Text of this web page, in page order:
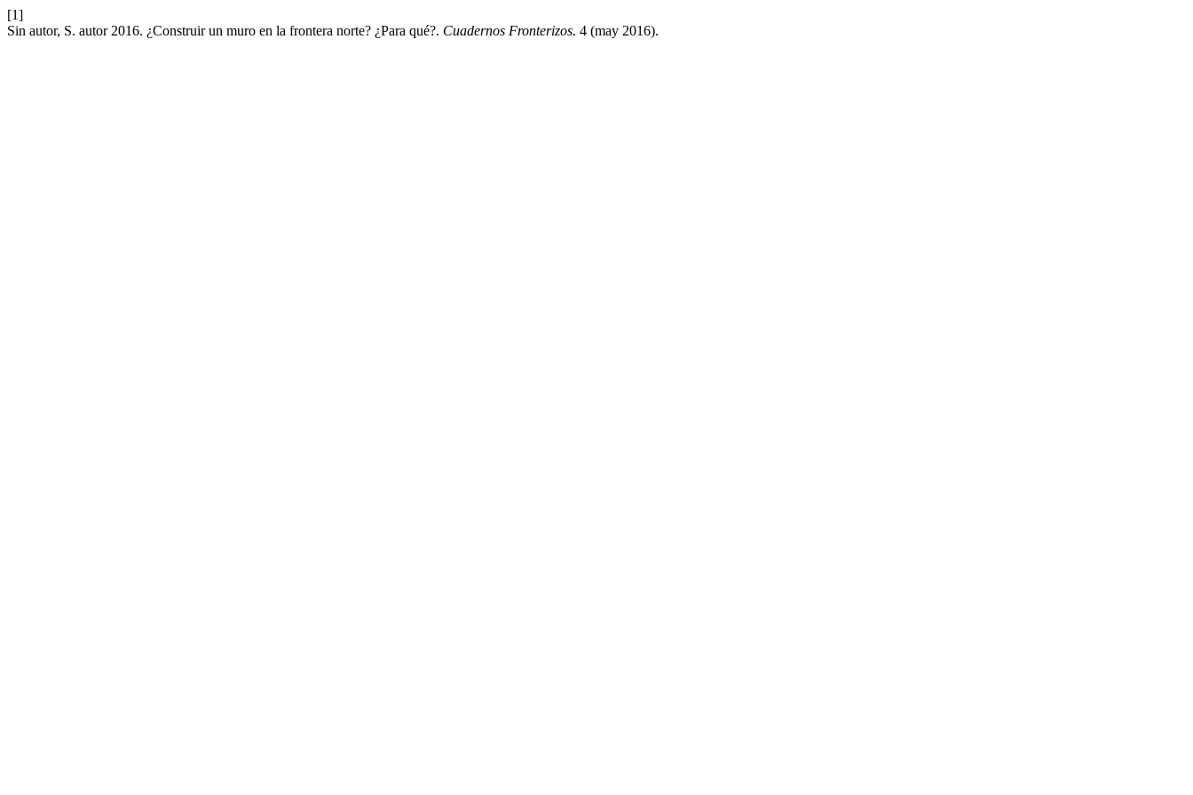
[1]
Sin autor, S. autor 2016. ¿Construir un muro en la frontera norte? ¿Para qué?. Cuadernos Fronterizos. 4 (may 2016).